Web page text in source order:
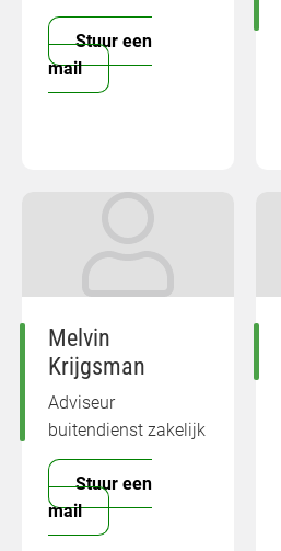
Stuur een
mail
Melvin
Krijgsman
Adviseur
buitendienst zakelijk
Stuur een
mail